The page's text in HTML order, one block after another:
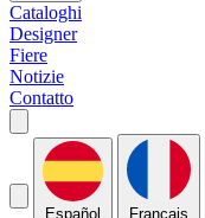
Cataloghi
Designer
Fiere
Notizie
Contatto
Español Français